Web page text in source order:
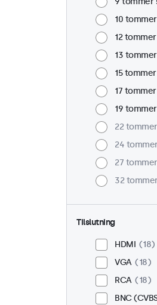
10
12
13
15
17
19
22
24
27
32
Tilslutning
HDMI
18
VGA
18
RCA
18
BNC